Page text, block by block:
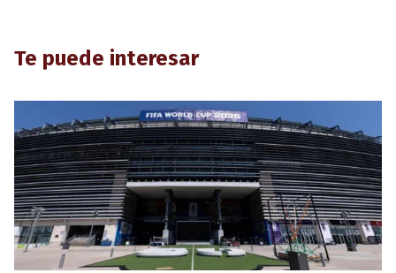
Te puede interesar